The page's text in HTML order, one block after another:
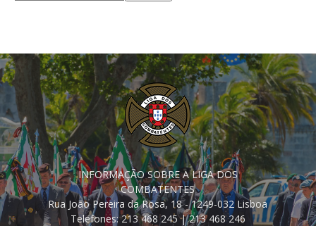
INFORMAÇÃO SOBRE A LIGA DOS
COMBATENTES
Rua João Pereira da Rosa, 18 - 1249-032 Lisboa
Telefones: 213 468 245 | 213 468 246